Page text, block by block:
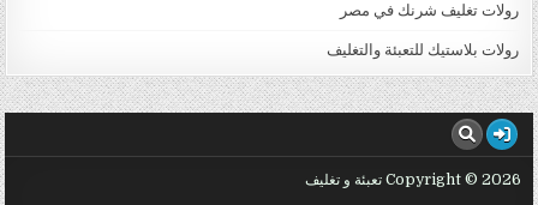
رولات تغليف شرنك في مصر
رولات بلاستيك للتعبئة والتغليف
Copyright © 2026 تعبئة و تغليف